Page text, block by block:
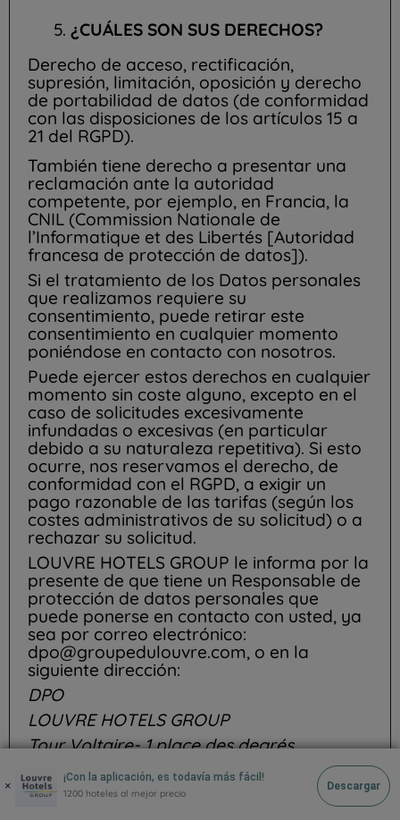
¿CUÁLES SON SUS DERECHOS?
Derecho de acceso, rectificación,
supresión, limitación, oposición y derecho
de portabilidad de datos (de conformidad
con las disposiciones de los artículos 15 a
21 del RGPD).
También tiene derecho a presentar una
reclamación ante la autoridad
competente, por ejemplo, en Francia, la
CNIL (Commission Nationale de
l’Informatique et des Libertés [Autoridad
francesa de protección de datos]).
Si el tratamiento de los Datos personales
que realizamos requiere su
consentimiento, puede retirar este
consentimiento en cualquier momento
poniéndose en contacto con nosotros.
Puede ejercer estos derechos en cualquier
momento sin coste alguno, excepto en el
caso de solicitudes excesivamente
infundadas o excesivas (en particular
debido a su naturaleza repetitiva). Si esto
ocurre, nos reservamos el derecho, de
conformidad con el RGPD, a exigir un
pago razonable de las tarifas (según los
costes administrativos de su solicitud) o a
rechazar su solicitud.
LOUVRE HOTELS GROUP le informa por la
presente de que tiene un Responsable de
protección de datos personales que
puede ponerse en contacto con usted, ya
sea por correo electrónico:
dpo@groupedulouvre.com, o en la
siguiente dirección:
DPO
LOUVRE HOTELS GROUP
Tour Voltaire- 1 place des degrés
92700 PUTEAUX
Usted tiene todo el derecho a oponerse a
la prospección comercial: de modo que
× ¡Con la aplicación, es todavía más fácil!
1200 hoteles al mejor precio
Descargar